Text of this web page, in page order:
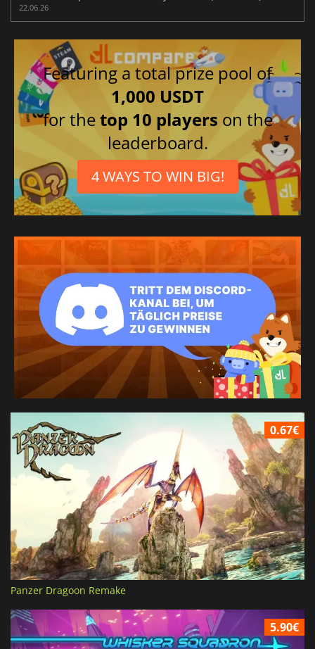
22.06.26
Featuring a total prize pool of
1,000 USDT
for thetop 10 players on the
leaderboard.
4 WAYS TO WIN BIG!
0.67€
Panzer Dragoon Remake
5.90€